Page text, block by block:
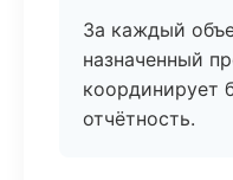
За каждый
назначенный
координирует
отчётность.